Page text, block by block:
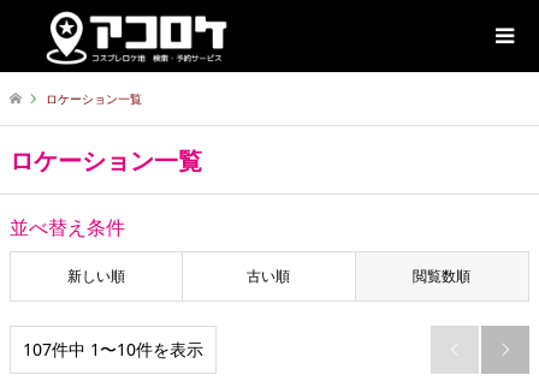
ロケーション一覧
ロケーション一覧
並べ替え条件
新しい順 古い順 閲覧数順
107件中 1〜10件を表示  